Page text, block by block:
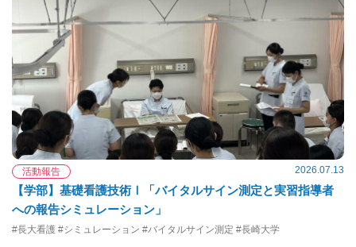
活動報告 2026.07.13
【学部】基礎看護技術Ⅰ「バイタルサイン測定と実習指導者
への報告シミュレーション」
#長大看護 #シミュレーション #バイタルサイン測定 #長崎大学